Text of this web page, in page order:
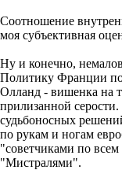
Соотношение
моя субъективная
Ну и конечно,
Политику Франции
Олланд - вишенка на
прилизанной
судьбоносных
по рукам и ногам
"советчиками по
"Мистралями".